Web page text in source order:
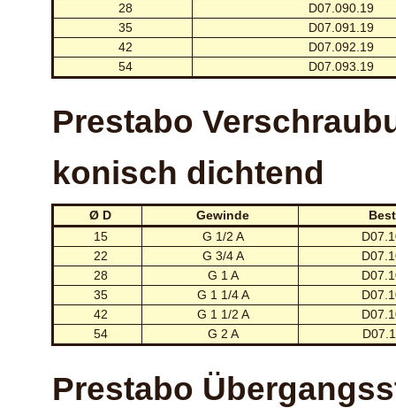
28
D07.090.19
35
D07.091.19
42
D07.092.19
54
D07.093.19
Prestabo
konisch dichtend
Ø D Gewinde
15
G 1/2 A
22
G 3/4 A
28
G 1 A
35
G 1 1/4 A
42
G 1 1/2 A
54
G 2 A
Prestabo